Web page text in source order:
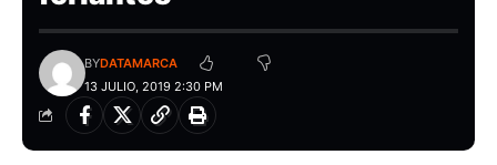
13 JULIO, 2019 2:30 PM
BYDATAMARCA